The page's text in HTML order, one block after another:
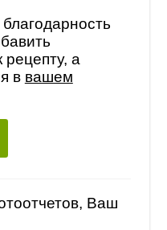
а
в вашем
Ваш